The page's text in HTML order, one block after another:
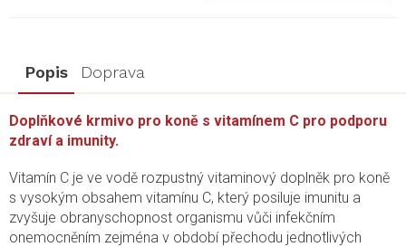
Popis Doprava
Doplňkové krmivo pro koně s vitamínem C pro podporu
zdraví a imunity.
Vitamín C je ve vodě rozpustný vitaminový doplněk pro koně
s vysokým obsahem vitamínu C, který posiluje imunitu a
zvyšuje obranyschopnost organismu vůči infekčním
onemocněním zejména v období přechodu jednotlivých